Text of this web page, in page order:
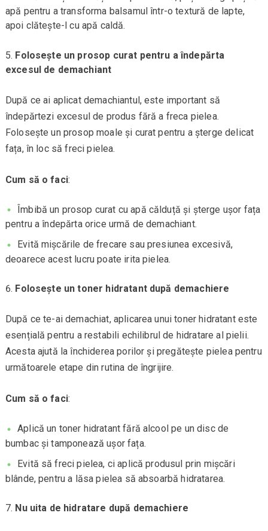
apă pentru a transforma balsamul într-o textură de lapte,
apoi clătește-l cu apă caldă.
Folosește un prosop curat pentru a îndepărta
excesul de demachiant
După ce ai aplicat demachiantul, este important să
îndepărtezi excesul de produs fără a freca pielea.
Folosește un prosop moale și curat pentru a șterge delicat
fața, în loc să freci pielea.
Cum să o faci:
Îmbibă un prosop curat cu apă călduță și șterge ușor fața
pentru a îndepărta orice urmă de demachiant.
Evită mișcările de frecare sau presiunea excesivă,
deoarece acest lucru poate irita pielea.
Folosește un toner hidratant după demachiere
După ce te-ai demachiat, aplicarea unui toner hidratant este
esențială pentru a restabili echilibrul de hidratare al pielii.
Acesta ajută la închiderea porilor și pregătește pielea pentru
următoarele etape din rutina de îngrijire.
Cum să o faci:
Aplică un toner hidratant fără alcool pe un disc de
bumbac și tamponează ușor fața.
Evită să freci pielea, ci aplică produsul prin mișcări
blânde, pentru a lăsa pielea să absoarbă hidratarea.
Nu uita de hidratare după demachiere